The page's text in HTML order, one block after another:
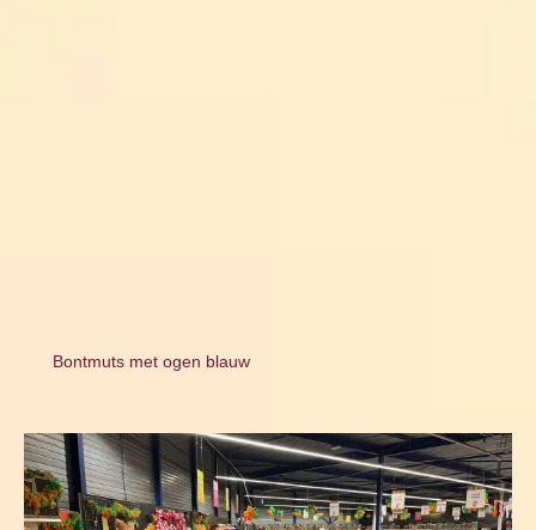
Bontmuts met ogen blauw